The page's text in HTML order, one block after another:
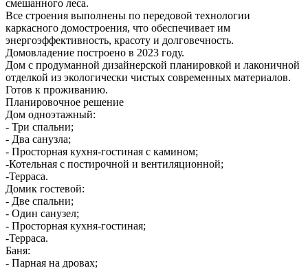
смешанного леса.
Все строения выполнены по передовой технологии
каркасного домостроения, что обеспечивает им
энергоэффективность, красоту и долговечность.
Домовладение построено в 2023 году.
Дом с продуманной дизайнерской планировкой и лаконичной
отделкой из экологически чистых современных материалов.
Готов к проживанию.
Планировочное решение
Дом одноэтажный:
- Три спальни;
- Два санузла;
- Просторная кухня-гостиная с камином;
-Котельная с постирочной и вентиляционной;
-Терраса.
Домик гостевой:
- Две спальни;
- Один санузел;
- Просторная кухня-гостиная;
-Терраса.
Баня:
- Парная на дровах;